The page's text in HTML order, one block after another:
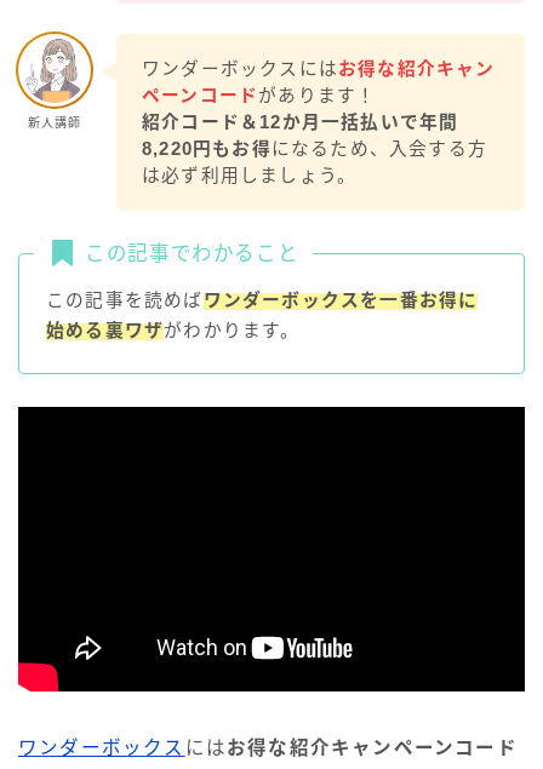
新人講師
ワンダーボックスにはお得な紹介キャン
ペーンコード があります！
紹介コード＆12か月一括払いで年間
8,220円もお得になるため、入会する方
は必ず利用しましょう。
この記事でわかること
この記事を読めば ワンダーボックスを一番お得に
始める裏ワザがわかります。
ワンダーボックス にはお得な紹介キャンペーンコード